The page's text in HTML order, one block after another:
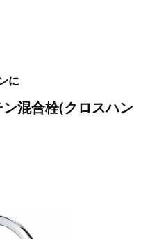
に
混合栓(クロスハン